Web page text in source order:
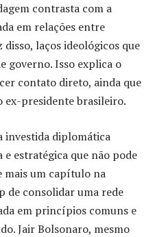
contrasta com a
em relações entre
laços ideológicos que
governo. Isso explica o
contato direto, ainda que
ex-presidente brasileiro.
investida diplomática
estratégica que não pode
mais um capítulo na
de consolidar uma rede
em princípios comuns e
Jair Bolsonaro, mesmo